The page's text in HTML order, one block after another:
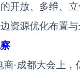
开放、多维、
资源优化布置
·成都大会上